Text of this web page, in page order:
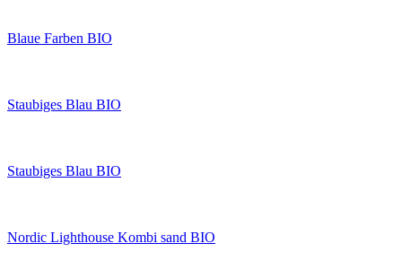
Blaue Farben BIO
Staubiges Blau BIO
Staubiges Blau BIO
Nordic Lighthouse Kombi sand BIO